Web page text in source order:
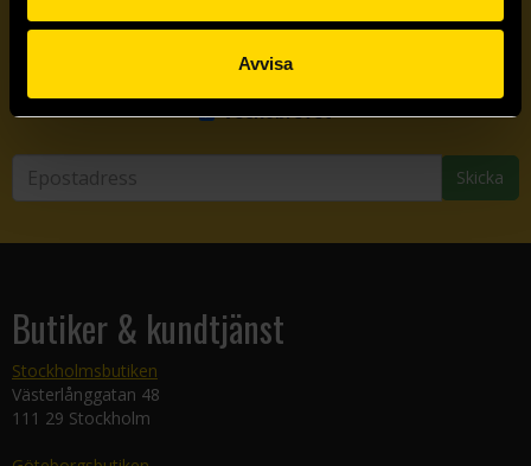
Avvisa
Prenumerera på vårt nyhetsbrev
Veckobrevet
Skicka
Butiker & kundtjänst
Stockholmsbutiken
Västerlånggatan 48
111 29 Stockholm